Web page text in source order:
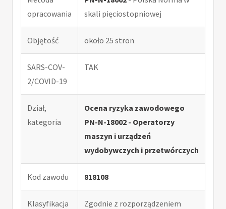
opracowania
skali pięciostopniowej
Objętość około 25 stron
SARS-COV-
2/COVID-19
TAK
Dział,
kategoria
Ocena ryzyka zawodowego
PN-N-18002 - Operatorzy
maszyn i urządzeń
wydobywczych i przetwórczych
Kod zawodu 818108
Klasyfikacja
Zgodnie z rozporządzeniem